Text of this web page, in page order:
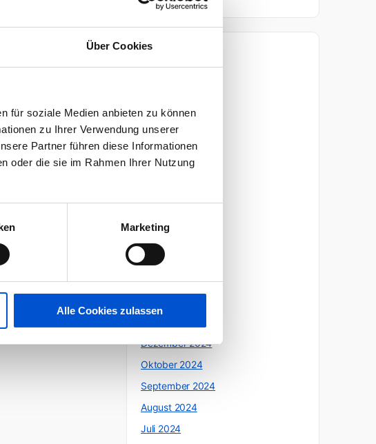
Über Cookies
für soziale Medien anbieten zu können
zu Ihrer Verwendung unserer
Partner führen diese Informationen
oder die sie im Rahmen Ihrer Nutzung
Marketing
Alle Cookies zulassen
Webseiten.
0Kommentar
April 2026
März 2026
November 2025
Oktober 2025
Mai 2025
April 2025
März 2025
Dezember 2024
Oktober 2024
September 2024
August 2024
Juli 2024